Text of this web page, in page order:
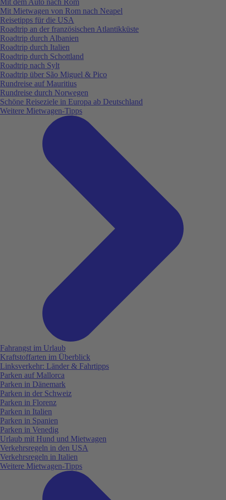
Mit Mietwagen von Rom nach Neapel
Reisetipps für die USA
Roadtrip an der französischen Atlantikküste
Roadtrip durch Albanien
Roadtrip durch Italien
Roadtrip durch Schottland
Roadtrip nach Sylt
Roadtrip über São Miguel & Pico
Rundreise auf Mauritius
Rundreise durch Norwegen
Schöne Reiseziele in Europa ab Deutschland
Weitere Mietwagen-Tipps
Fahrangst im Urlaub
Kraftstoffarten im Überblick
Linksverkehr: Länder & Fahrtipps
Parken auf Mallorca
Parken in Dänemark
Parken in der Schweiz
Parken in Florenz
Parken in Italien
Parken in Spanien
Parken in Venedig
Urlaub mit Hund und Mietwagen
Verkehrsregeln in den USA
Verkehrsregeln in Italien
Weitere Mietwagen-Tipps